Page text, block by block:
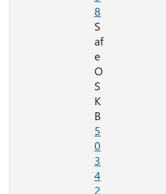
8
S
af
e
O
S
K
B
5
0
3
4
2